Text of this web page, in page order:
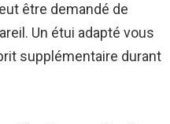
être demandé de
Un étui adapté vous
supplémentaire durant